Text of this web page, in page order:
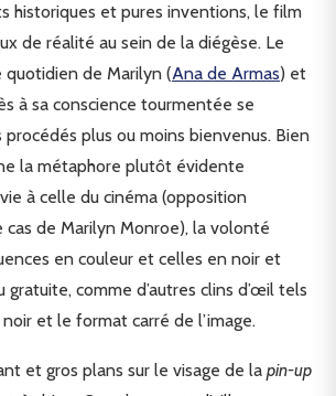
historiques et pures inventions, le film
de réalité au sein de la diégèse. Le
de Marilyn (Ana de Armas) et
à sa conscience tourmentée se
plus ou moins bienvenus. Bien
la métaphore plutôt évidente
à celle du cinéma (opposition
cas de Marilyn Monroe), la volonté
en couleur et celles en noir et
gratuite, comme d’autres clins d’œil tels
et le format carré de l’image.
et gros plans sur le visage de la pin-up